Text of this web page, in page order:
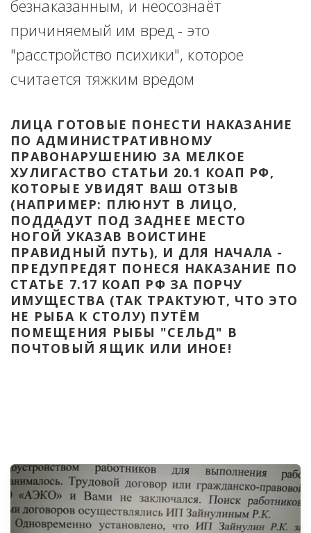
безнаказанным, и неосознаёт
причиняемый им вред - это
"расстройство психики", которое
считается тяжким вредом
ЛИЦА ГОТОВЫЕ ПОНЕСТИ НАКАЗАНИЕ
ПО АДМИНИСТРАТИВНОМУ
ПРАВОНАРУШЕНИЮ ЗА МЕЛКОЕ
ХУЛИГАСТВО СТАТЬИ 20.1 КОАП РФ,
КОТОРЫЕ УВИДЯТ ВАШ ОТЗЫВ
(НАПРИМЕР: ПЛЮНУТ В ЛИЦО,
ПОДДАДУТ ПОД ЗАДНЕЕ МЕСТО
НОГОЙ УКАЗАВ ВОИСТИНЕ
ПРАВИДНЫЙ ПУТЬ), И ДЛЯ НАЧАЛА -
ПРЕДУПРЕДЯТ ПОНЕСЯ НАКАЗАНИЕ ПО
СТАТЬЕ 7.17 КОАП РФ ЗА ПОРЧУ
ИМУЩЕСТВА (ТАК ТРАКТУЮТ, ЧТО ЭТО
НЕ РЫБА К СТОЛУ) ПУТЁМ
ПОМЕЩЕНИЯ РЫБЫ "СЕЛЬД" В
ПОЧТОВЫЙ ЯЩИК ИЛИ ИНОЕ!